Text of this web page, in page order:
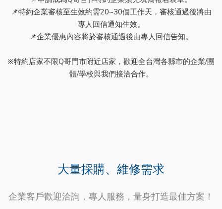
📌特約企業審核至生效約需20~30個工作天，審核通過後將由
專人回信通知生效。
📌企業優惠內容將於審核通過後由專人回信告知。
※特約店家不限Q哥門市附近店家，歡迎全台灣各縣市的企業/團
體/學校與我們接洽合作。
大量採購、維修需求
企業客戶歡迎洽詢，專人服務，量身打造最佳方案！